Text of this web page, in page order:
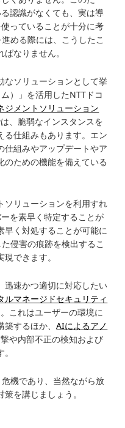
認識がなくても、実は導
っていることが十分に考
める際には、こうしたこ
なりません。
なソリューションとして挙
）」を活用したNTTドコ
ジメントソリューション
、脆弱なインスタンスを
る仕組みもあります。エン
仕組みやアップデートやア
のための機能を備えている
ソリューションを利用すれ
を素早く特定することが
早く対処することが可能に
侵害の痕跡を検出するこ
できます。
迅速かつ適切に対応したい
ルマネージドセキュリティ
これはユーザーの環境に
築するほか、AIによるアノ
や内部不正の検知および
機であり、当然ながら放
を講じましょう。